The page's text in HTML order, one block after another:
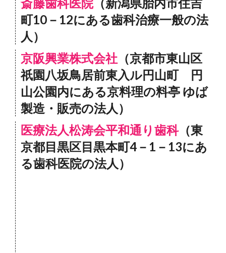
町10－12にある歯科治療一般の法
人）
京阪興業株式会社 （京都市東山区
祇園八坂鳥居前東入ル円山町 円
山公園内にある京料理の料亭 ゆば
製造・販売の法人）
医療法人松涛会平和通り歯科（東
京都目黒区目黒本町4－1－13にあ
る歯科医院の法人）